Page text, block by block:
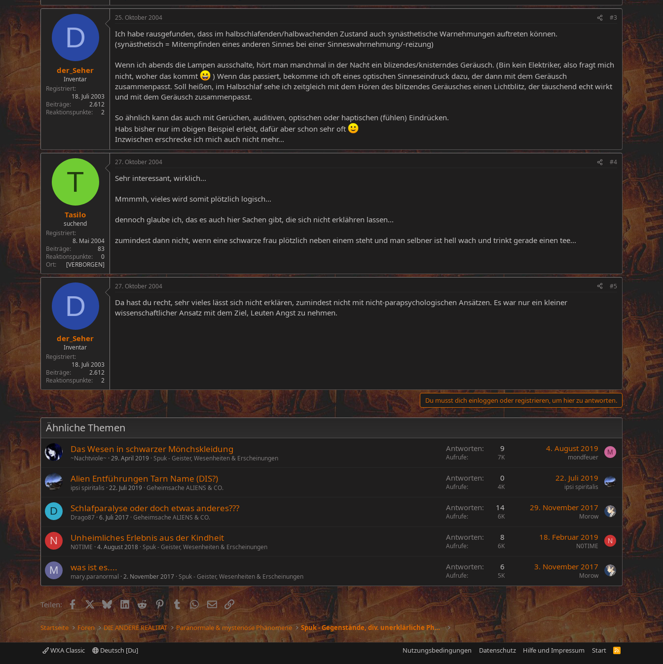
D
der_Seher
Inventar
Registriert
18. Juli 2003
Beiträge
2.612
Reaktionspunkte
2
25. Oktober 2004 #3
Ich habe rausgefunden, dass im halbschlafenden/halbwachenden Zustand auch synästhetische Warnehmungen auftreten können.
(synästhetisch = Mitempfinden eines anderen Sinnes bei einer Sinneswahrnehmung/-reizung)
Wenn ich abends die Lampen ausschalte, hört man manchmal in der Nacht ein blizendes/knisterndes Geräusch. (Bin kein Elektriker, also fragt mich
nicht, woher das kommt
) Wenn das passiert, bekomme ich oft eines optischen Sinneseindruck dazu, der dann mit dem Geräusch
zusammenpasst. Soll heißen, im Halbschlaf sehe ich zeitgleich mit dem Hören des blitzendes Geräusches einen Lichtblitz, der täuschend echt wirkt
und mit dem Geräusch zusammenpasst.
So ähnlich kann das auch mit Gerüchen, auditiven, optischen oder haptischen (fühlen) Eindrücken.
Habs bisher nur im obigen Beispiel erlebt, dafür aber schon sehr oft
Inzwischen erschrecke ich mich auch nicht mehr...
T
Tasilo
suchend
Registriert
8. Mai 2004
Beiträge
83
Reaktionspunkte
0
Ort
[VERBORGEN]
27. Oktober 2004 #4
Sehr interessant, wirklich...
Mmmmh, vieles wird somit plötzlich logisch...
dennoch glaube ich, das es auch hier Sachen gibt, die sich nicht erklähren lassen...
zumindest dann nicht, wenn eine schwarze frau plötzlich neben einem steht und man selbner ist hell wach und trinkt gerade einen tee...
D
der_Seher
Inventar
Registriert
18. Juli 2003
Beiträge
2.612
Reaktionspunkte
2
27. Oktober 2004 #5
Da hast du recht, sehr vieles lässt sich nicht erklären, zumindest nicht mit nicht-parapsychologischen Ansätzen. Es war nur ein kleiner
wissenschaftlicher Ansatz mit dem Ziel, Leuten Angst zu nehmen.
Du musst dich einloggen oder registrieren, um hier zu antworten.
Ähnliche Themen
Das Wesen in schwarzer Mönchskleidung
~Nachtviole~ 29. April 2019 Spuk - Geister, Wesenheiten & Erscheinungen
Antworten 9
Aufrufe 7K
4. August 2019
mondfeuer
M
Alien Entführungen Tarn Name (DIS?)
ipsi spiritalis 22. Juli 2019 Geheimsache ALIENS & CO.
Antworten 0
Aufrufe 4K
22. Juli 2019
ipsi spiritalis
D Schlafparalyse oder doch etwas anderes???
Drago87 6. Juli 2017 Geheimsache ALIENS & CO.
Antworten 14
Aufrufe 6K
29. November 2017
Morow
N Unheimliches Erlebnis aus der Kindheit
N0TIME 4. August 2018 Spuk - Geister, Wesenheiten & Erscheinungen
Antworten 8
Aufrufe 6K
18. Februar 2019
N0TIME
N
M was ist es....
mary.paranormal 2. November 2017 Spuk - Geister, Wesenheiten & Erscheinungen
Antworten 6
Aufrufe 5K
3. November 2017
Morow
Teilen: FacebookX (Twitter)
BlueskyLinkedIn
RedditPinterestTumblrWhatsApp
E-MailLink
Startseite Foren DIE ANDERE REALITÄT Paranormale & mysteriöse Phänomene Spuk - Gegenstände, div. unerklärliche Phänomene
WXA Classic Deutsch [Du] Nutzungsbedingungen Datenschutz Hilfe und Impressum Start
R